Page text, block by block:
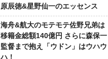
原辰徳&星野仙一のエッセンス
海舟&航大のモテモテ佐野兄弟は
移籍金総額140億円 さらに森保一
監督まで抱え「ウドン」はウハウ
ハ！